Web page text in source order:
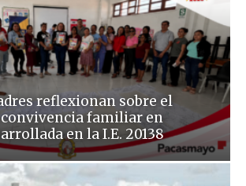
reflexionan sobre el
familiar en
en la I.E. 20138